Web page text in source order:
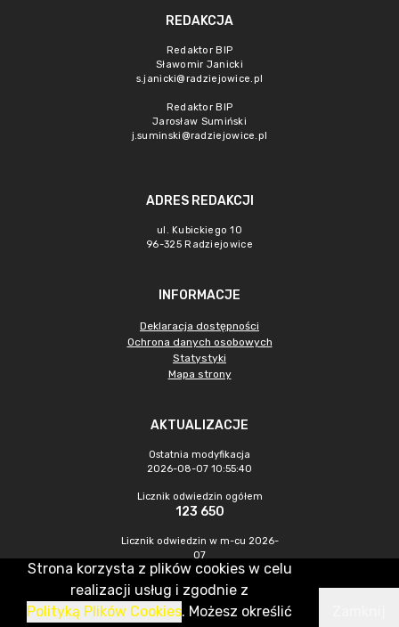
REDAKCJA
Redaktor BIP
Sławomir Janicki
s.janicki@radziejowice.pl
Redaktor BIP
Jarosław Sumiński
j.suminski@radziejowice.pl
ADRES REDAKCJI
ul. Kubickiego 10
96-325 Radziejowice
INFORMACJE
Deklaracja dostępności
Ochrona danych osobowych
Statystyki
Mapa strony
AKTUALIZACJE
Ostatnia modyfikacja
2026-08-07 10:55:40
Licznik odwiedzin ogółem
123 650
Licznik odwiedzin w m-cu 2026-
07
310
CMS & Hosting: Nefeni Sp. z o.o.
Strona korzysta z plików cookies w celu
realizacji usług i zgodnie z
Polityką Plików Cookies. Możesz określić